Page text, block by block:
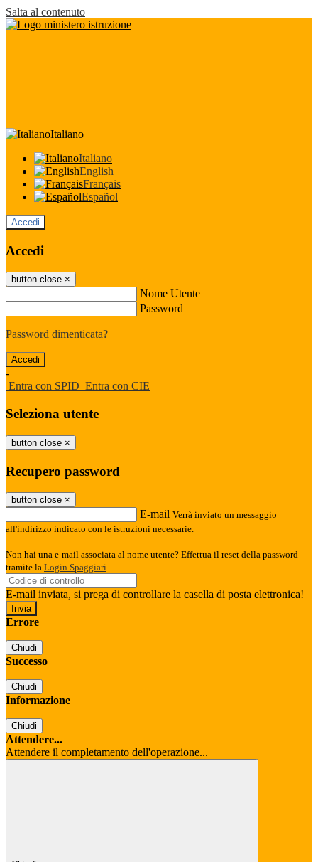
Salta al contenuto
Italiano
Italiano
English
Français
Español
Accedi
Accedi
button close ×
Nome Utente
Password
Password dimenticata?
-
Entra con SPID Entra con CIE
Seleziona utente
button close ×
Recupero password
button close ×
E-mail Verrà inviato un messaggio
all'indirizzo indicato con le istruzioni necessarie.
Non hai una e-mail associata al nome utente? Effettua il reset della password
tramite la Login Spaggiari
E-mail inviata, si prega di controllare la casella di posta elettronica!
Errore
Chiudi
Successo
Chiudi
Informazione
Chiudi
Attendere...
Attendere il completamento dell'operazione...